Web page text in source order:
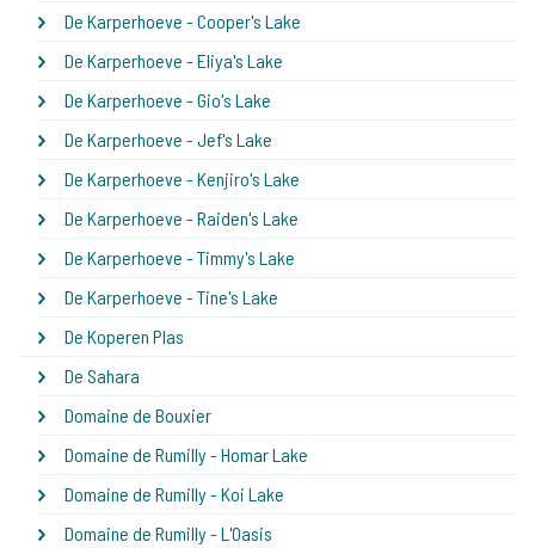
De Karperhoeve - Cooper's Lake
De Karperhoeve - Eliya's Lake
De Karperhoeve - Gio's Lake
De Karperhoeve - Jef's Lake
De Karperhoeve - Kenjiro's Lake
De Karperhoeve - Raiden's Lake
De Karperhoeve - Timmy's Lake
De Karperhoeve - Tine's Lake
De Koperen Plas
De Sahara
Domaine de Bouxier
Domaine de Rumilly - Homar Lake
Domaine de Rumilly - Koi Lake
Domaine de Rumilly - L'Oasis